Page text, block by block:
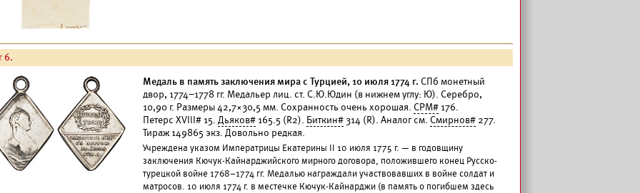
6.
Медаль в память заключения мира с Турцией, 10 июля 1774 г. СПб монетный
двор, 1774–1778 гг. Медальер лиц. ст. С.Ю.Юдин (в нижнем углу: Ю). Серебро,
10,90 г. Размеры 42,7×30,5 мм. Сохранность очень хорошая. СРМ# 176.
Петерс XVIII# 15. Дьяков# 165.5 (R2). Биткин#314 (R). Аналог см. Смирнов# 277.
Тираж 149865 экз. Довольно редкая.
Учреждена указом Императрицы Екатерины II 10 июля 1775 г. — в годовщину
заключения Кючук-Кайнарджийского мирного договора, положившего конец Русско-
турецкой войне 1768–1774 гг. Медалью награждали участвовавших в войне солдат и
матросов. 10 июля 1774 г. в местечке Кючук-Кайнарджи (в память о погибшем здесь